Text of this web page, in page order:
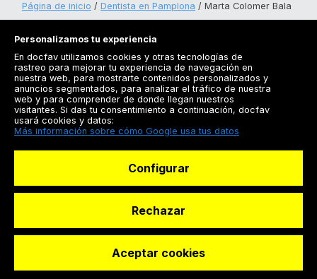
Solicitar reserva
Página de inicio Dentista en Pamplona Marta Colomer Bala
Registrarse
Docfav
© Dashboard Technologies S.L
Personalizamos tu experiencia
En docfav utilizamos cookies y otras tecnologías de
rastreo para mejorar tu experiencia de navegación en
nuestra web, para mostrarte contenidos personalizados y
anuncios segmentados, para analizar el tráfico de nuestra
web y para comprender de donde llegan nuestros
visitantes. Si das tu consentimiento a continuación, docfav
usará cookies y datos:
Más información sobre cómo Google usa tus datos
Configurar
Rechazar
Aceptar cookies